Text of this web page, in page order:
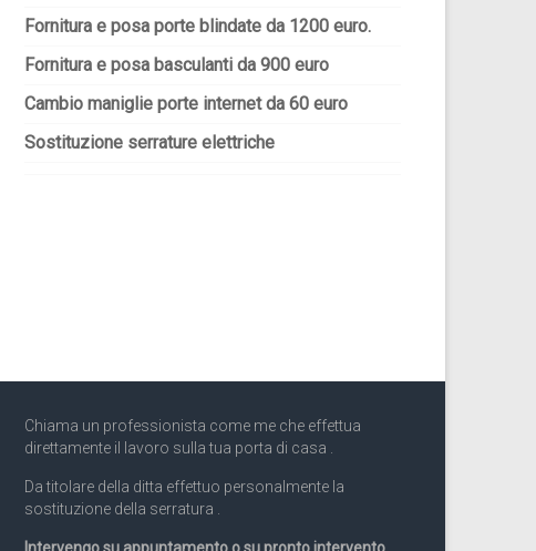
Fornitura e posa porte blindate da 1200 euro.
Fornitura e posa basculanti da 900 euro
Cambio maniglie porte internet da 60 euro
Sostituzione serrature elettriche
Chiama un professionista come me che effettua
direttamente il lavoro sulla tua porta di casa .
Da titolare della ditta effettuo personalmente la
sostituzione della serratura .